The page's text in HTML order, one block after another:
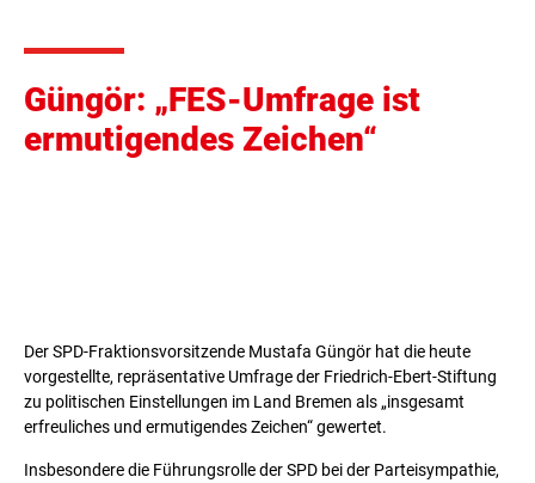
Güngör: „FES-Umfrage ist
ermutigendes Zeichen“
Der SPD-Fraktionsvorsitzende Mustafa Güngör hat die heute
vorgestellte, repräsentative Umfrage der Friedrich-Ebert-Stiftung
zu politischen Einstellungen im Land Bremen als „insgesamt
erfreuliches und ermutigendes Zeichen“ gewertet.
Insbesondere die Führungsrolle der SPD bei der Parteisympathie,